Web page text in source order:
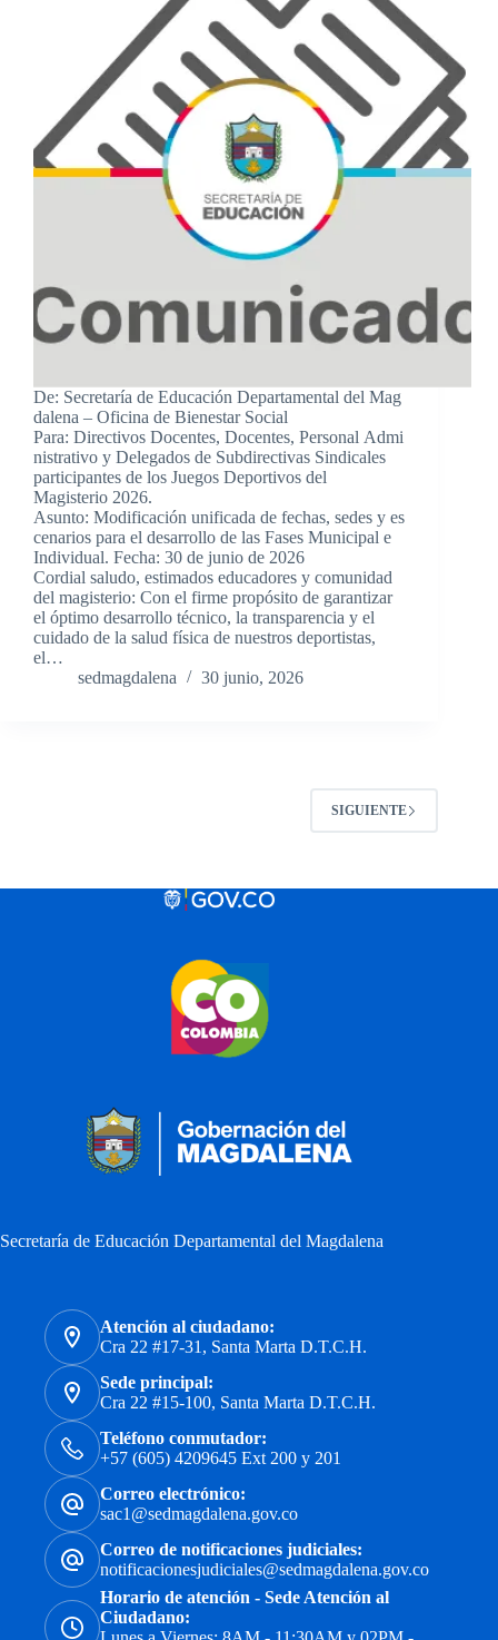
De: Secretaría de Educación Departamental del Mag
dalena – Oficina de Bienestar Social
Para: Directivos Docentes, Docentes, Personal Admi
nistrativo y Delegados de Subdirectivas Sindicales
participantes de los Juegos Deportivos del
Magisterio 2026.
Asunto: Modificación unificada de fechas, sedes y es
cenarios para el desarrollo de las Fases Municipal e
Individual. Fecha: 30 de junio de 2026
Cordial saludo, estimados educadores y comunidad
del magisterio: Con el firme propósito de garantizar
el óptimo desarrollo técnico, la transparencia y el
cuidado de la salud física de nuestros deportistas,
el…
sedmagdalena
30 junio, 2026
SIGUIENTE
Secretaría de Educación Departamental del Magdalena
Atención al ciudadano:
Cra 22 #17-31, Santa Marta D.T.C.H.
Sede principal:
Cra 22 #15-100, Santa Marta D.T.C.H.
Teléfono conmutador:
+57 (605) 4209645 Ext 200 y 201
Correo electrónico:
sac1@sedmagdalena.gov.co
Correo de notificaciones judiciales:
notificacionesjudiciales@sedmagdalena.gov.co
Horario de atención - Sede Atención al
Ciudadano: